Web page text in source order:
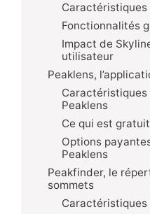
Caractéristiques
Fonctionnalités
Impact de
utilisateur
Peaklens,
Caractéristiques
Peaklens
Ce qui est gratuit
Options
Peaklens
Peakfinder, le
sommets